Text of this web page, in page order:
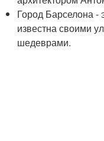
Город Барселона -
известна своими
шедеврами.